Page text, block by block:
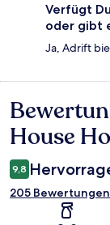
Verfügt
oder gibt
Ja, Adrift
House
9,8
205 Bewertungen